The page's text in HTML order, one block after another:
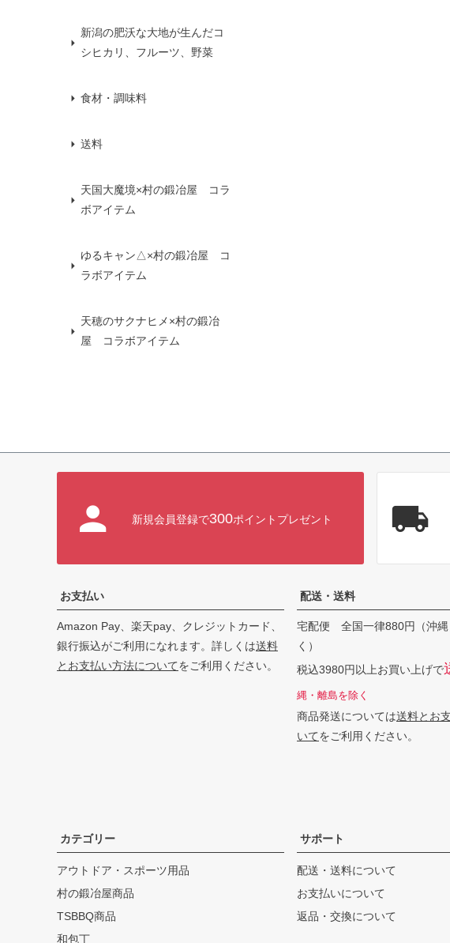
新潟の肥沃な大地が生んだコ
シヒカリ、フルーツ、野菜
食材・調味料
送料
天国大魔境×村の鍛冶屋 コラ
ボアイテム
ゆるキャン△×村の鍛冶屋 コ
ラボアイテム
天穂のサクナヒメ×村の鍛冶
屋 コラボアイテム
新規会員登録で300ポイントプレゼント
お支払い
Amazon Pay、楽天pay、クレジットカード、
銀行振込がご利用になれます。詳しくは送料
とお支払い方法についてをご利用ください。
配送・送料
宅配便 全国一律880円（沖縄
く）
税込3980円以上お買い上げで
縄・離島を除く
商品発送については送料とお
いてをご利用ください。
カテゴリー
アウトドア・スポーツ用品
村の鍛冶屋商品
TSBBQ商品
和包丁
サポート
配送・送料について
お支払いについて
返品・交換について